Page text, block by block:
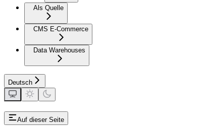
Als Quelle
CMS E-Commerce
Data Warehouses
Deutsch
Auf dieser Seite